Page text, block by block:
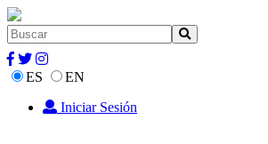
ES
EN
Iniciar Sesión